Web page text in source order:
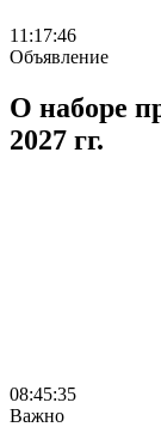
11:17:46
Объявление
О наборе
2027 гг.
08:45:35
Важно